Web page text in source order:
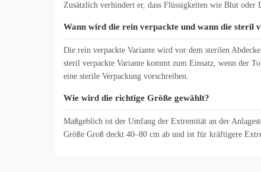
Zusätzlich verhindert er, dass Flüssigkeiten wie Blut
Wann wird die rein verpackte und wann die steril
Die rein verpackte Variante wird vor dem sterilen
steril verpackte Variante kommt zum Einsatz, wenn der
eine sterile Verpackung vorschreiben.
Wie wird die richtige Größe gewählt?
Maßgeblich ist der Umfang der Extremität an der
Größe Groß deckt 40–80 cm ab und ist für kräftigere